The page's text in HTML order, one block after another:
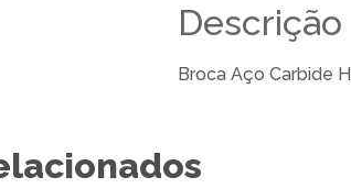
Descrição
Broca Aço Carbide